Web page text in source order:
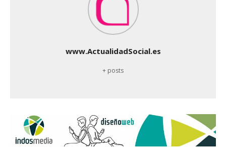
www.ActualidadSocial.es
+ posts